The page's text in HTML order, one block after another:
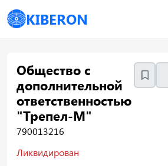
KIBERON
Общество с
дополнительной
ответственностью
"Трепел-М"
790013216
Ликвидирован